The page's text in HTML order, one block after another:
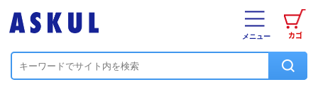
カゴ
メニュー